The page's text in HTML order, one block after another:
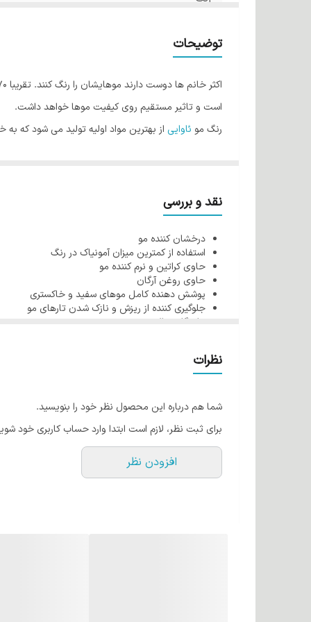
توضیحات
است و تاثیر مستقیم روی کیفیت موها خواهد داشت.
رنگ مو ئاوایی از بهترین مواد اولیه تولید می شود که
کراتین اصلی ترین بخش مو می باشد که بسیار آسیب
روغن آرگان می باشند و هنگام استفاده ازآنها نه تنها
از دیگر ویژگی های رنگ مو ئاوایی می توان به وجود
رنگ مو ئاوایی به خوبی جذب مو می شود به همین دلیل
شرکت طوبی گل در تولید رنگ مو از کراتین مرغوب و با
روغن آرگان از خشکی پوست سر جلوگیری می کند.
قابل اجرا می باشد.
کراتین مو چیست؟
حالت دهنده ها آسیب می بیند. رنگ موهای ئاوایی حاوی
روغن آرگان به طلای مایع شهرت دارد! این روغن
نقد و بررسی
درخشان کننده مو
استفاده از کمترین میزان آمونیاک در رنگ
حاوی کراتین و نرم کننده مو
حاوی روغن آرگان
پوشش دهنده کامل موهای سفید و خاکستری
جلوگیری کننده از ریزش و نازک شدن تارهای مو
ماندگاری بالا
نظرات
شما هم درباره این محصول نظر خود را بنویسید.
برای ثبت نظر، لازم است ابتدا وارد حساب کاربری خود
افزودن نظر